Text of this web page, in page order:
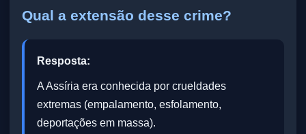
Qual a extensão desse crime?
Resposta:
A Assíria era conhecida por crueldades
extremas (empalamento, esfolamento,
deportações em massa).